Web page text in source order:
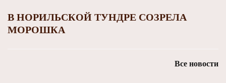
В НОРИЛЬСКОЙ ТУНДРЕ СОЗРЕЛА
МОРОШКА
Все новости